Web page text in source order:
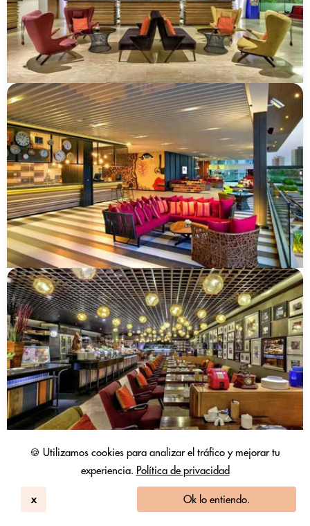
🍪 Utilizamos cookies para analizar el tráfico y mejorar tu
experiencia. Política de privacidad
x Ok lo entiendo.